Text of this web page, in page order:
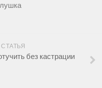
без кастрации